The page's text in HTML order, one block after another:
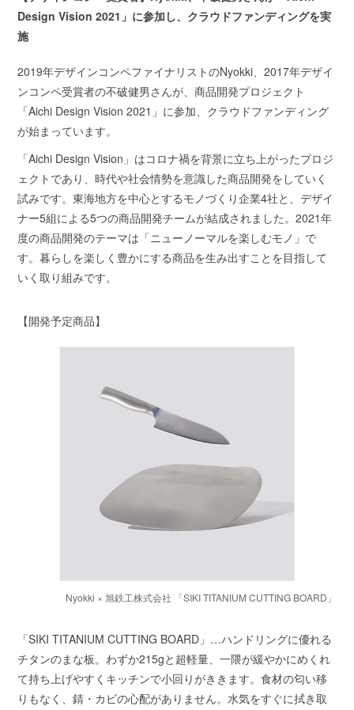
Design Vision 2021」に参加し、クラウドファンディングを実
施
2019年デザインコンペファイナリストのNyokki、2017年デザイ
ンコンペ受賞者の不破健男さんが、商品開発プロジェクト
「Aichi Design Vision 2021」に参加、クラウドファンディング
が始まっています。
「Aichi Design Vision」はコロナ禍を背景に立ち上がったプロジ
ェクトであり、時代や社会情勢を意識した商品開発をしていく
試みです。東海地方を中心とするモノづくり企業4社と、デザイ
ナー5組による5つの商品開発チームが結成されました。2021年
度の商品開発のテーマは「ニューノーマルを楽しむモノ」で
す。暮らしを楽しく豊かにする商品を生み出すことを目指して
いく取り組みです。
【開発予定商品】
Nyokki × 旭鉄工株式会社 「SIKI TITANIUM CUTTING BOARD」
「SIKI TITANIUM CUTTING BOARD」…ハンドリングに優れる
チタンのまな板。わずか215gと超軽量、一隈が緩やかにめくれ
て持ち上げやすくキッチンで小回りがききます。食材の匂い移
りもなく、錆・カビの心配がありません。水気をすぐに拭き取